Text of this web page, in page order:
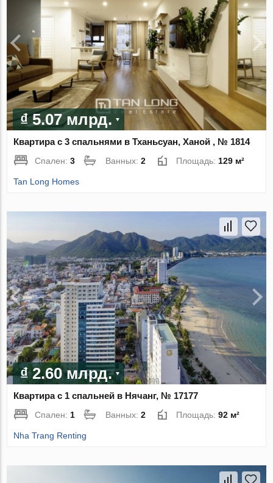
₫ 5.07 млрд.
Квартира с 3 спальнями в Тханьсуан, Ханой , № 1814
Спален:3 Ванных:2 Площадь:129 м²
Tan Long Homes
₫ 2.60 млрд.
Квартира с 1 спальней в Нячанг, № 17177
Спален: 1 Ванных:2 Площадь:92 м²
Nha Trang Renting